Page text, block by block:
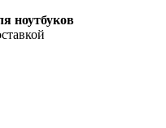
ноутбуков